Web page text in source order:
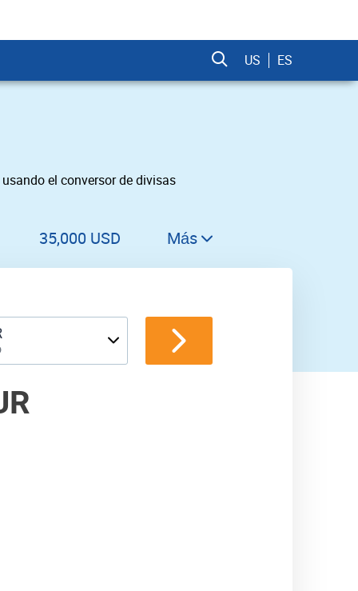
US ES
el conversor de divisas
35,000 USD
37,000 USD
38,000 USD
39,000 USD
40,000 USD
Más